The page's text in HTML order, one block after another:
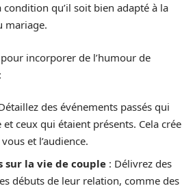
condition qu’il soit bien adapté à la
mariage.
incorporer de l’humour de
des événements passés qui
ceux qui étaient présents. Cela crée
et l’audience.
sur la vie de couple : Délivrez des
débuts de leur relation, comme des